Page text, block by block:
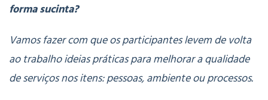
forma sucinta?
Vamos fazer com que os participantes levem de volta
ao trabalho ideias práticas para melhorar a qualidade
de serviços nos itens: pessoas, ambiente ou processos.